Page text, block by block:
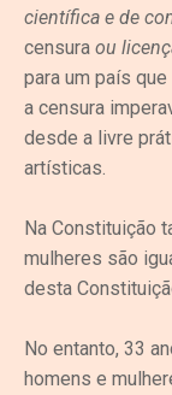
científica e de
censura ou
para um país
a censura
desde a livre
artísticas.
Na Constituição
mulheres são
desta
No entanto, 33
homens e